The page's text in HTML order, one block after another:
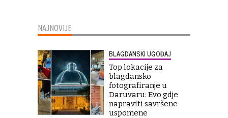
NAJNOVIJE
BLAGDANSKI UGOĐAJ
Top lokacije za
blagdansko
fotografiranje u
Daruvaru: Evo gdje
napraviti savršene
uspomene